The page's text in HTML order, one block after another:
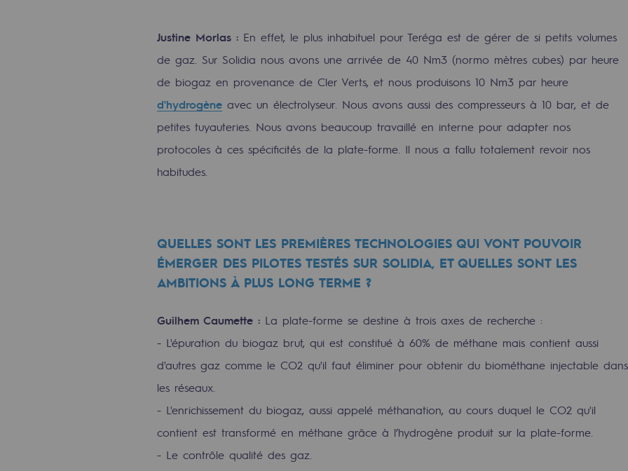
Mixité et égalité Femme-Homme
PARI 2035, le programme de sécurité
Santé et sécurité au travail
Sécurité industrielle
Gouvernance responsable
CADRE, le programme gouvernance
Éthique et conformité
Achats responsables
Justine Morlas : En effet, le plus inhabituel pour Teréga est de gérer de si petits volumes
de gaz. Sur Solidia nous avons une arrivée de 40 Nm3 (normo mètres cubes) par heure
de biogaz en provenance de Cler Verts, et nous produisons 10 Nm3 par heure
d'hydrogène avec un électrolyseur. Nous avons aussi des compresseurs à 10 bar, et de
petites tuyauteries. Nous avons beaucoup travaillé en interne pour adapter nos
protocoles à ces spécificités de la plate-forme. Il nous a fallu totalement revoir nos
habitudes.
QUELLES SONT LES PREMIÈRES TECHNOLOGIES QUI VONT POUVOIR
ÉMERGER DES PILOTES TESTÉS SUR SOLIDIA, ET QUELLES SONT LES
AMBITIONS À PLUS LONG TERME ?
Guilhem Caumette : La plate-forme se destine à trois axes de recherche :
- L'épuration du biogaz brut, qui est constitué à 60% de méthane mais contient aussi
d'autres gaz comme le CO2 qu'il faut éliminer pour obtenir du biométhane injectable dans
les réseaux.
- L'enrichissement du biogaz, aussi appelé méthanation, au cours duquel le CO2 qu'il
contient est transformé en méthane grâce à l’hydrogène produit sur la plate-forme.
- Le contrôle qualité des gaz.